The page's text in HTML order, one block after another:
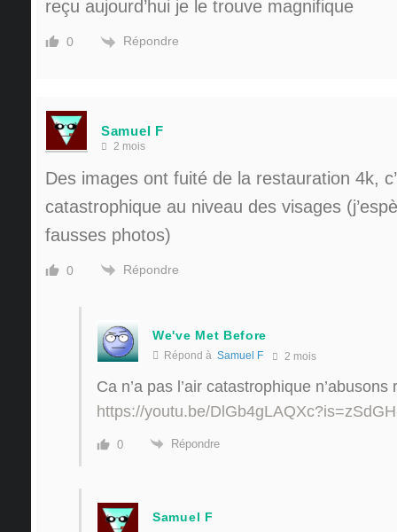
reçu aujourd’hui je le trouve magnifique
0 Répondre
Samuel F
2 mois
Des images ont fuité de la restauration 4k,
catastrophique au niveau des visages
fausses photos)
0 Répondre
We've Met Before
Répond à Samuel F 2 mois
Ca n’a pas l’air catastrophique n’abusons
https://youtu.be/
0 Répondre
Samuel F